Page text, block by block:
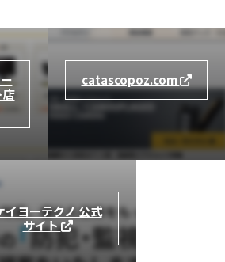
店
catascopoz.com
イヨーテクノ 公式
サイト